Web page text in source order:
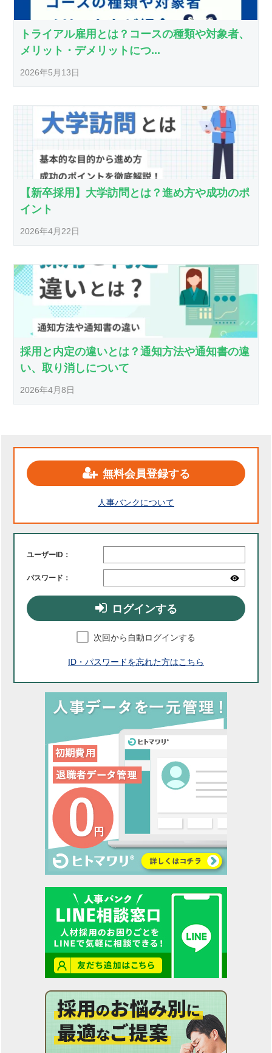
トライアル雇用とは？コースの種類や対象者、
メリット・デメリットにつ...
2026年5月13日
【新卒採用】大学訪問とは？進め方や成功のポ
イント
2026年4月22日
採用と内定の違いとは？通知方法や通知書の違
い、取り消しについて
2026年4月8日
無料会員登録する
人事バンクについて
ユーザーID：
パスワード：
ログインする
次回から自動ログインする
ID・パスワードを忘れた方はこちら